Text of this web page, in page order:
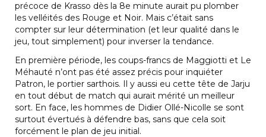
précoce de Krasso dès la 8e minute aurait pu plomber
les velléités des Rouge et Noir. Mais c’était sans
compter sur leur détermination (et leur qualité dans le
jeu, tout simplement) pour inverser la tendance.
En première période, les coups-francs de Maggiotti et Le
Méhauté n’ont pas été assez précis pour inquiéter
Patron, le portier sarthois. Il y aussi eu cette tête de Jarju
en tout début de match qui aurait mérité un meilleur
sort. En face, les hommes de Didier Ollé-Nicolle se sont
surtout évertués à défendre bas, sans que cela soit
forcément le plan de jeu initial.